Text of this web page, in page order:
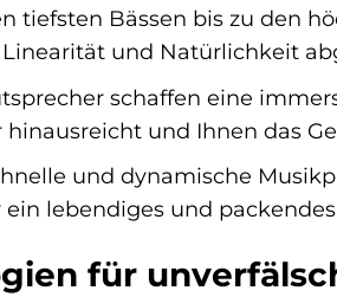
tiefsten Bässen bis zu den
und Natürlichkeit
schaffen eine
und Ihnen das
und dynamische
lebendiges und
für